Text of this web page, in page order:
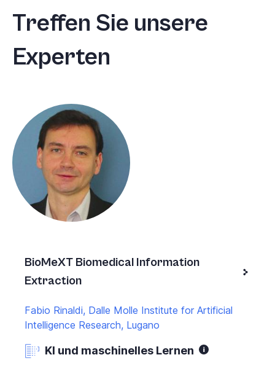
shortcut
activates
help
you
navigate
and
interact
Treffen Sie unsere
Experten
BioMeXT Biomedical Information
Extraction
Fabio Rinaldi, Dalle Molle Institute for Artificial
Intelligence Research, Lugano
KI und maschinelles Lernen